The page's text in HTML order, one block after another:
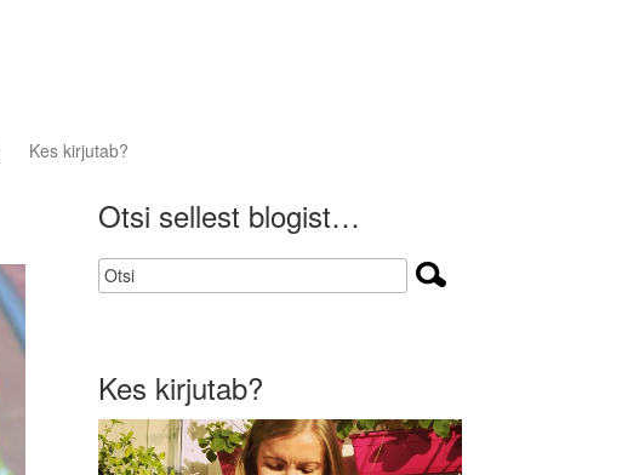
Kes kirjutab?
Otsi sellest blogist…
Kes kirjutab?